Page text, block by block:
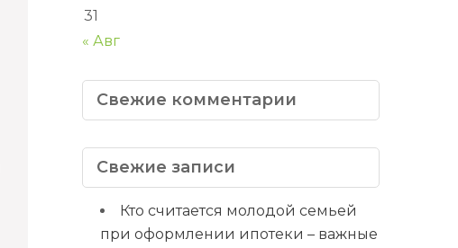
31
« Авг
Свежие комментарии
Свежие записи
Кто считается молодой семьей
при оформлении ипотеки – важные